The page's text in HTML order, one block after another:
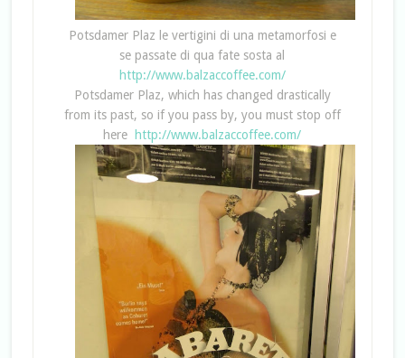
Potsdamer Plaz le vertigini di una metamorfosi e
se passate di qua fate sosta al
http://www.balzaccoffee.com/
Potsdamer Plaz, which has changed drastically
from its past, so if you pass by, you must stop off
here http://www.balzaccoffee.com/